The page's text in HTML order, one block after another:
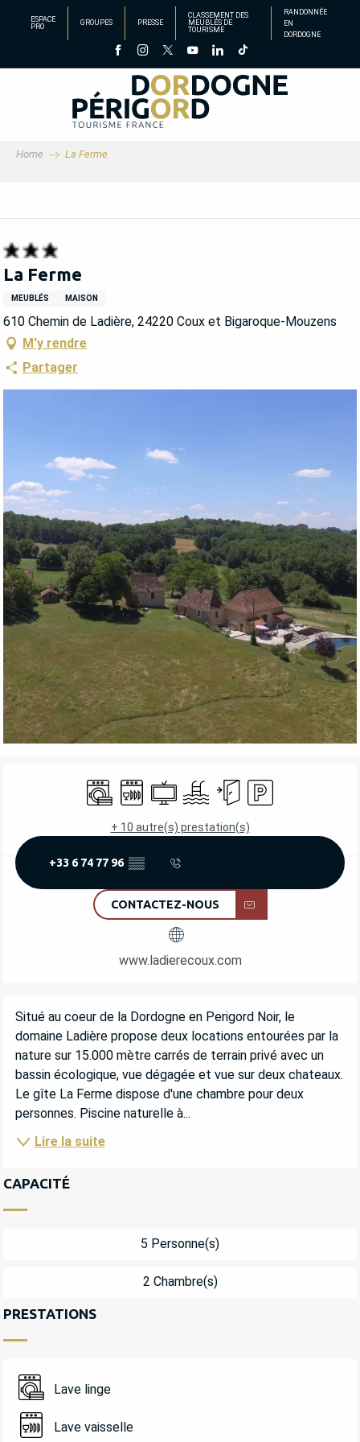
principal
ESPACE
PRO
GROUPES PRESSE
CLASSEMENT DES
MEUBLÉS DE
TOURISME
RANDONNÉE
EN
DORDOGNE
Home La Ferme
La Ferme
MEUBLÉS MAISON
610 Chemin de Ladière, 24220 Coux et Bigaroque-Mouzens
M'y rendre
Partager
OUVERTURE ET COORDONNÉES
Lave lingeLave vaisselle
TélévisionPiscineEntrée indépendante
Parking
+ 10 autre(s) prestation(s)
+33 6 74 77 96 ▒▒
CONTACTEZ-NOUS
www.ladierecoux.com
DESCRIPTION
Situé au coeur de la Dordogne en Perigord Noir, le
domaine Ladière propose deux locations entourées par la
nature sur 15.000 mètre carrés de terrain privé avec un
bassin écologique, vue dégagée et vue sur deux chateaux.
Le gîte La Ferme dispose d'une chambre pour deux
personnes. Piscine naturelle à...
Lire la suite
CAPACITÉ
5 Personne(s)
2 Chambre(s)
PRESTATIONS
Lave linge
Lave vaisselle